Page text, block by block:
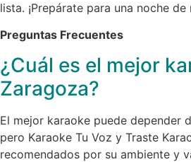
lista. ¡Prepárate para una noche
Preguntas Frecuentes
¿Cuál es el mejor
Zaragoza?
El mejor karaoke puede depender
pero Karaoke Tu Voz y Traste
recomendados por su ambiente y